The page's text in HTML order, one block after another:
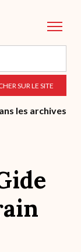
les archives